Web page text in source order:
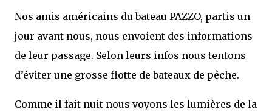
Nos amis américains du bateau PAZZO, partis un
jour avant nous, nous envoient des informations
de leur passage. Selon leurs infos nous tentons
d’éviter une grosse flotte de bateaux de pêche.
Comme il fait nuit nous voyons les lumières de la